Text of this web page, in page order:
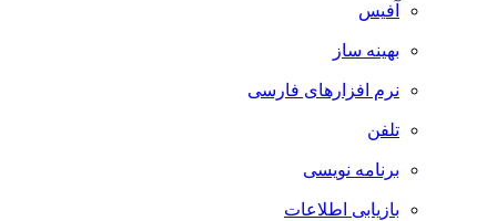
آفیس
بهینه ساز
نرم افزارهای فارسی
تلفن
برنامه نویسی
بازیابی اطلاعات